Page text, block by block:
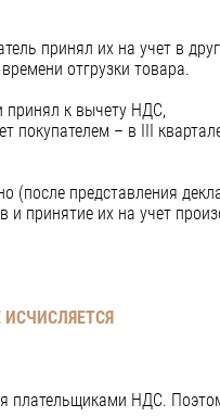
принял их на учет в
отгрузки товара.
принял к вычету НДС,
покупателем – в III
(после представления
и принятие их на учет
плательщиками НДС.